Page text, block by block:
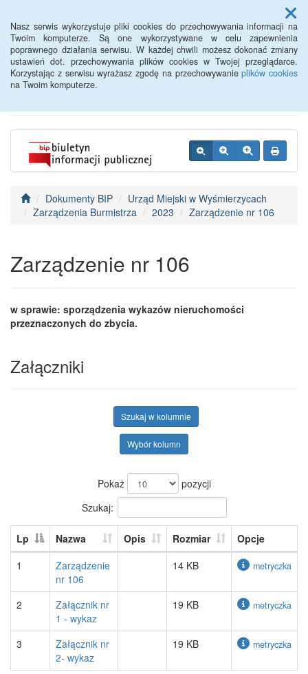
Nasz serwis wykorzystuje pliki cookies do przechowywania informacji na
Twoim komputerze. Są one wykorzystywane w celu zapewnienia
poprawnego działania serwisu. W każdej chwili możesz dokonać zmiany
ustawień dot. przechowywania plików cookies w Twojej przeglądarce.
Korzystając z serwisu wyrażasz zgodę na przechowywanieplików cookies
na Twoim komputerze.
Menu
BIP - Urząd Miejski
Wyśmierzyce
Dokumenty BIP
Urząd Miejski w Wyśmierzycach
Zarządzenia Burmistrza
2023 Zarządzenie nr 106
Zarządzenie nr 106
w sprawie: sporządzenia wykazów nieruchomości
przeznaczonych do zbycia.
Załączniki
Szukaj w kolumnie
Wybór kolumn
Pokaż
pozycji
Szukaj:
Lp Nazwa Opis Rozmiar
Opcje
1
Zarządzenie
nr 106
14 KB metryczka
2
Załącznik nr
1 - wykaz
19 KB metryczka
3
Załącznik nr
2- wykaz
19 KB metryczka